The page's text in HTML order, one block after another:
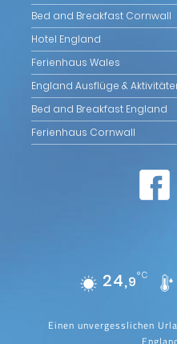
Bed and Breakfast Cornwall
Hotel England
Ferienhaus Wales
England Ausflüge &
Bed and Breakfast England
Ferienhaus Cornwall
24,9°C
Einen unvergesslichen